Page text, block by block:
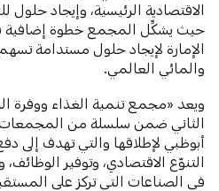
الاقتصادية الرئيسية، وإيجاد حلول
حيث يشكِّل المجمع خطوة إضافية في
الإمارة لإيجاد حلول مستدامة
والمائي العالمي.
ويعد «مجمع تنمية الغذاء ووفرة
الثاني ضمن سلسلة من المجمعات
أبوظبي لإطلاقها والتي تهدف إلى
التنوّع الاقتصادي، وتوفير